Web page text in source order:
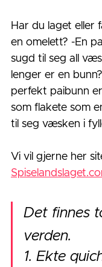
Har du laget eller
en omelett? -En
sugd til seg all
lenger er en bunn?
perfekt paibunn
som flakete som
til seg væsken i
Vi vil gjerne her
Det finnes
verden.
1. Ekte